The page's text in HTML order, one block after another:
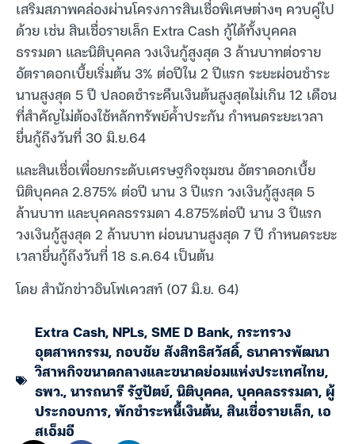
เสริมสภาพคล่องผ่านโครงการสินเชื่อพิเศษต่างๆ ควบคู่ไป
ด้วย เช่น สินเชื่อรายเล็ก Extra Cash กู้ได้ทั้งบุคคล
ธรรมดา และนิติบุคคล วงเงินกู้สูงสุด 3 ล้านบาทต่อราย
อัตราดอกเบี้ยเริ่มต้น 3% ต่อปีใน 2 ปีแรก ระยะผ่อนชำระ
นานสูงสุด 5 ปี ปลอดชำระคืนเงินต้นสูงสุดไม่เกิน 12 เดือน
ที่สำคัญไม่ต้องใช้หลักทรัพย์ค้ำประกัน กำหนดระยะเวลา
ยื่นกู้ถึงวันที่ 30 มิ.ย.64
และสินเชื่อเพื่อยกระดับเศรษฐกิจชุมชน อัตราดอกเบี้ย
นิติบุคคล 2.875% ต่อปี นาน 3 ปีแรก วงเงินกู้สูงสุด 5
ล้านบาท และบุคคลธรรมดา 4.875%ต่อปี นาน 3 ปีแรก
วงเงินกู้สูงสุด 2 ล้านบาท ผ่อนนานสูงสุด 7 ปี กำหนดระยะ
เวลายื่นกู้ถึงวันที่ 18 ธ.ค.64 เป็นต้น
โดย สำนักข่าวอินโฟเควสท์ (07 มิ.ย. 64)
Extra Cash,NPLs,SME D Bank,กระทรวง
อุตสาหกรรม,กอบชัย สังสิทธิสวัสดิ์,ธนาคารพัฒนา
วิสาหกิจขนาดกลางและขนาดย่อมแห่งประเทศไทย,
ธพว.,นารถนารี รัฐปัตย์,นิติบุคคล,บุคคลธรรมดา,ผู้
ประกอบการ,พักชำระหนี้เงินต้น,สินเชื่อรายเล็ก, เอ
สเอ็มอี